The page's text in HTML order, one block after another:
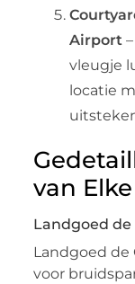
Airport–
vleugje
locatie
van
Landgoed
Landgoed de
voor